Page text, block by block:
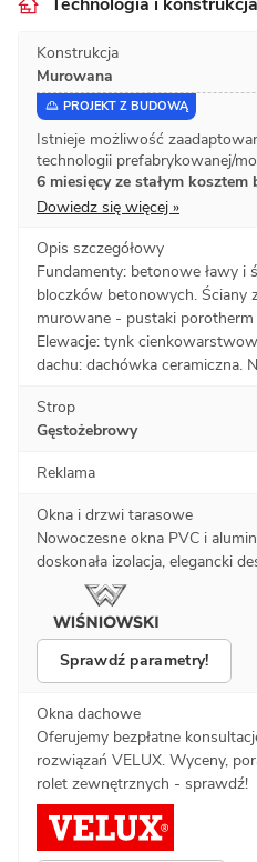
Konstrukcja
Murowana
PROJEKT Z BUDOWĄ
Istnieje możliwość
technologii prefabrykowanej/
6 miesięcy ze stałym kosztem
Dowiedz się więcej »
Opis szczegółowy
Fundamenty: betonowe ławy i
bloczków betonowych. Ściany
murowane - pustaki
Elewacje: tynk
dachu: dachówka ceramiczna.
Strop
Gęstożebrowy
Reklama
Okna i drzwi tarasowe
Nowoczesne okna PVC i
doskonała izolacja, elegancki
Sprawdź parametry!
Okna dachowe
Oferujemy bezpłatne
rozwiązań VELUX. Wyceny,
rolet zewnętrznych - sprawdź!